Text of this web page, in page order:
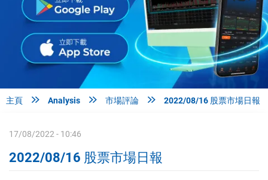
主頁  Analysis  市場評論  2022/08/16 股票市場日報
17/08/2022 - 10:46
2022/08/16 股票市場日報